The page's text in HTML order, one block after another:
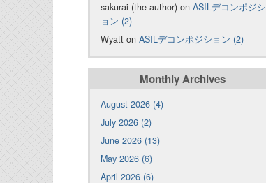
sakurai (the author) on ASILデコンポジシ
ョン (2)
Wyatt on ASILデコンポジション (2)
Monthly Archives
August 2026 (4)
July 2026 (2)
June 2026 (13)
May 2026 (6)
April 2026 (6)